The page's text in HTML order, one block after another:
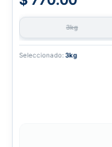
3kg
Seleccionado: 3kg